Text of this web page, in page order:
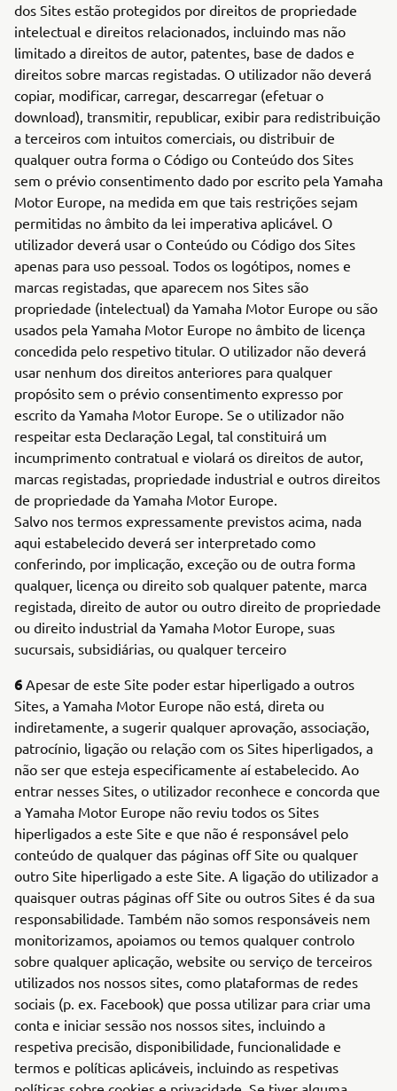
dos Sites estão protegidos por direitos de propriedade
intelectual e direitos relacionados, incluindo mas não
limitado a direitos de autor, patentes, base de dados e
direitos sobre marcas registadas. O utilizador não deverá
copiar, modificar, carregar, descarregar (efetuar o
download), transmitir, republicar, exibir para redistribuição
a terceiros com intuitos comerciais, ou distribuir de
qualquer outra forma o Código ou Conteúdo dos Sites
sem o prévio consentimento dado por escrito pela Yamaha
Motor Europe, na medida em que tais restrições sejam
permitidas no âmbito da lei imperativa aplicável. O
utilizador deverá usar o Conteúdo ou Código dos Sites
apenas para uso pessoal. Todos os logótipos, nomes e
marcas registadas, que aparecem nos Sites são
propriedade (intelectual) da Yamaha Motor Europe ou são
usados pela Yamaha Motor Europe no âmbito de licença
concedida pelo respetivo titular. O utilizador não deverá
usar nenhum dos direitos anteriores para qualquer
propósito sem o prévio consentimento expresso por
escrito da Yamaha Motor Europe. Se o utilizador não
respeitar esta Declaração Legal, tal constituirá um
incumprimento contratual e violará os direitos de autor,
marcas registadas, propriedade industrial e outros direitos
de propriedade da Yamaha Motor Europe.
Salvo nos termos expressamente previstos acima, nada
aqui estabelecido deverá ser interpretado como
conferindo, por implicação, exceção ou de outra forma
qualquer, licença ou direito sob qualquer patente, marca
registada, direito de autor ou outro direito de propriedade
ou direito industrial da Yamaha Motor Europe, suas
sucursais, subsidiárias, ou qualquer terceiro
6 Apesar de este Site poder estar hiperligado a outros
Sites, a Yamaha Motor Europe não está, direta ou
indiretamente, a sugerir qualquer aprovação, associação,
patrocínio, ligação ou relação com os Sites hiperligados, a
não ser que esteja especificamente aí estabelecido. Ao
entrar nesses Sites, o utilizador reconhece e concorda que
a Yamaha Motor Europe não reviu todos os Sites
hiperligados a este Site e que não é responsável pelo
conteúdo de qualquer das páginas off Site ou qualquer
outro Site hiperligado a este Site. A ligação do utilizador a
quaisquer outras páginas off Site ou outros Sites é da sua
responsabilidade. Também não somos responsáveis nem
monitorizamos, apoiamos ou temos qualquer controlo
sobre qualquer aplicação, website ou serviço de terceiros
utilizados nos nossos sites, como plataformas de redes
sociais (p. ex. Facebook) que possa utilizar para criar uma
conta e iniciar sessão nos nossos sites, incluindo a
respetiva precisão, disponibilidade, funcionalidade e
termos e políticas aplicáveis, incluindo as respetivas